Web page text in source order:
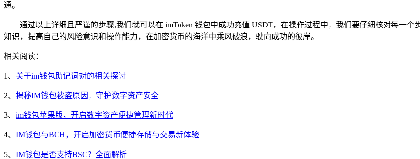
通。
通过以上详细且严谨的步骤,我们就可以在 imToken 钱包中成功充值 USDT，在操作过程中，我们要仔细核对每一
知识，提高自己的风险意识和操作能力，在加密货币的海洋中乘风破浪，驶向成功的彼岸。
相关阅读：
1、 关于im钱包助记词对的相关探讨
2、 揭秘IM钱包被盗原因，守护数字资产安全
3、 im钱包苹果版，开启数字资产便捷管理新时代
4、 IM钱包与BCH，开启加密货币便捷存储与交易新体验
5、 IM钱包是否支持BSC？全面解析